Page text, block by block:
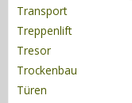
Transport
Treppenlift
Tresor
Trockenbau
Türen